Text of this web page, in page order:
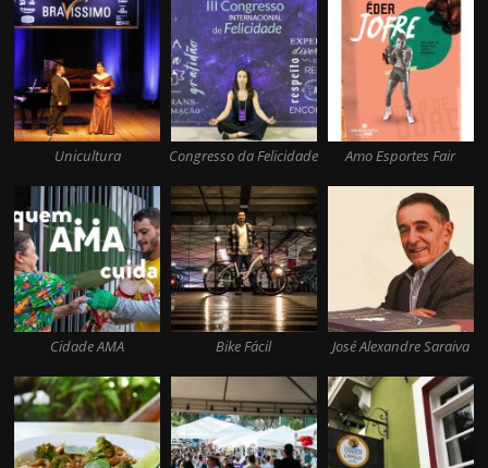
Unicultura Congresso da Felicidade Amo Esportes Fair
Cidade AMA Bike Fácil José Alexandre Saraiva